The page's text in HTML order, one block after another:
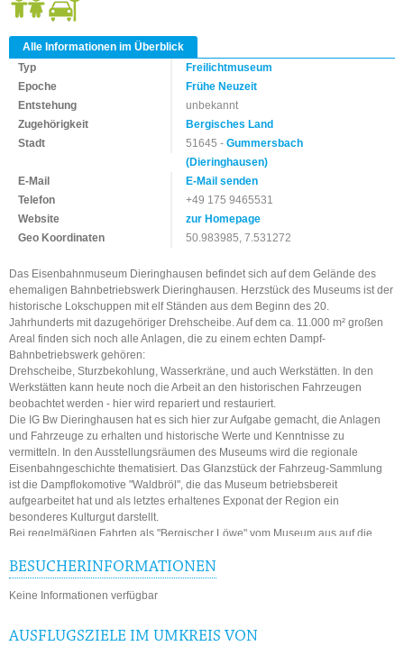
Alle Informationen im Überblick
Typ
Freilichtmuseum
Epoche
Frühe Neuzeit
Entstehung
unbekannt
Zugehörigkeit
Bergisches Land
Stadt
51645 -Gummersbach
(Dieringhausen)
E-Mail
E-Mail senden
Telefon
+49 175 9465531
Website
zur Homepage
Geo Koordinaten
50.983985, 7.531272
Das Eisenbahnmuseum Dieringhausen befindet sich auf dem Gelände des
ehemaligen Bahnbetriebswerk Dieringhausen. Herzstück des Museums ist der
historische Lokschuppen mit elf Ständen aus dem Beginn des 20.
Jahrhunderts mit dazugehöriger Drehscheibe. Auf dem ca. 11.000 m² großen
Areal finden sich noch alle Anlagen, die zu einem echten Dampf-
Bahnbetriebswerk gehören:
Drehscheibe, Sturzbekohlung, Wasserkräne, und auch Werkstätten. In den
Werkstätten kann heute noch die Arbeit an den historischen Fahrzeugen
beobachtet werden - hier wird repariert und restauriert.
Die IG Bw Dieringhausen hat es sich hier zur Aufgabe gemacht, die Anlagen
und Fahrzeuge zu erhalten und historische Werte und Kenntnisse zu
vermitteln. In den Ausstellungsräumen des Museums wird die regionale
Eisenbahngeschichte thematisiert. Das Glanzstück der Fahrzeug-Sammlung
ist die Dampflokomotive "Waldbröl", die das Museum betriebsbereit
aufgearbeitet hat und als letztes erhaltenes Exponat der Region ein
besonderes Kulturgut darstellt.
Bei regelmäßigen Fahrten als "Bergischer Löwe" vom Museum aus auf die
und des historischen Fahrbetriebs erleben.
BESUCHERINFORMATIONEN
Keine Informationen verfügbar
AUSFLUGSZIELE IM UMKREIS VON